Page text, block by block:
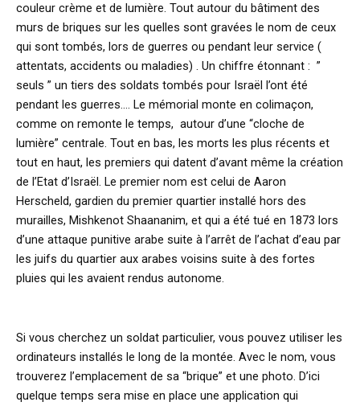
couleur crème et de lumière. Tout autour du bâtiment des
murs de briques sur les quelles sont gravées le nom de ceux
qui sont tombés, lors de guerres ou pendant leur service (
attentats, accidents ou maladies) . Un chiffre étonnant : ”
seuls ” un tiers des soldats tombés pour Israël l’ont été
pendant les guerres…. Le mémorial monte en colimaçon,
comme on remonte le temps, autour d’une “cloche de
lumière” centrale. Tout en bas, les morts les plus récents et
tout en haut, les premiers qui datent d’avant même la création
de l’Etat d’Israël. Le premier nom est celui de Aaron
Herscheld, gardien du premier quartier installé hors des
murailles, Mishkenot Shaananim, et qui a été tué en 1873 lors
d’une attaque punitive arabe suite à l’arrêt de l’achat d’eau par
les juifs du quartier aux arabes voisins suite à des fortes
pluies qui les avaient rendus autonome.
Si vous cherchez un soldat particulier, vous pouvez utiliser les
ordinateurs installés le long de la montée. Avec le nom, vous
trouverez l’emplacement de sa “brique” et une photo. D’ici
quelque temps sera mise en place une application qui